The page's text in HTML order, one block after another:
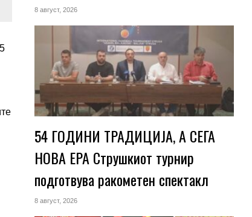
8 август, 2026
54 ГОДИНИ ТРАДИЦИЈА, А СЕГА
НОВА ЕРА Струшкиот турнир
подготвува ракометен спектакл
8 август, 2026